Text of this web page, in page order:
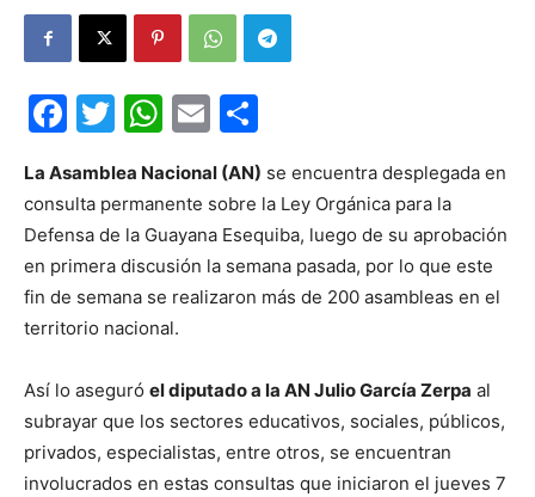
Facebook
Twitter
WhatsApp
Email
La Asamblea Nacional (AN) se encuentra desplegada en
consulta permanente sobre la Ley Orgánica para la
Defensa de la Guayana Esequiba, luego de su aprobación
en primera discusión la semana pasada, por lo que este
fin de semana se realizaron más de 200 asambleas en el
territorio nacional.
Así lo aseguró el diputado a la AN Julio García Zerpa al
subrayar que los sectores educativos, sociales, públicos,
privados, especialistas, entre otros, se encuentran
involucrados en estas consultas que iniciaron el jueves 7